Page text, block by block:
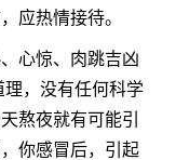
应热情接待。
心惊、肉跳吉凶
，没有任何科学
熬夜就有可能引
你感冒后，引起